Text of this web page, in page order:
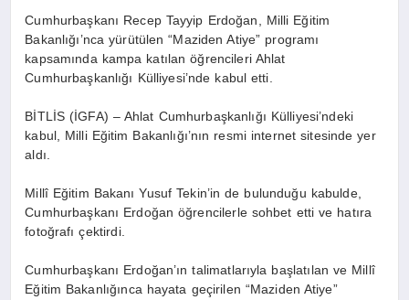
Cumhurbaşkanı Recep Tayyip Erdoğan, Milli Eğitim
Bakanlığı’nca yürütülen “Maziden Atiye” programı
kapsamında kampa katılan öğrencileri Ahlat
Cumhurbaşkanlığı Külliyesi’nde kabul etti.
BİTLİS (İGFA) – Ahlat Cumhurbaşkanlığı Külliyesi’ndeki
kabul, Milli Eğitim Bakanlığı’nın resmi internet sitesinde yer
aldı.
Millî Eğitim Bakanı Yusuf Tekin’in de bulunduğu kabulde,
Cumhurbaşkanı Erdoğan öğrencilerle sohbet etti ve hatıra
fotoğrafı çektirdi.
Cumhurbaşkanı Erdoğan’ın talimatlarıyla başlatılan ve Millî
Eğitim Bakanlığınca hayata geçirilen “Maziden Atiye”